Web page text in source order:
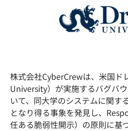
株式会社CyberCrewは、米国ド
University）が実施するバグバ
いて、同大学のシステムに関す
となり得る事象を発見し、
任ある脆弱性開示）の原則に基